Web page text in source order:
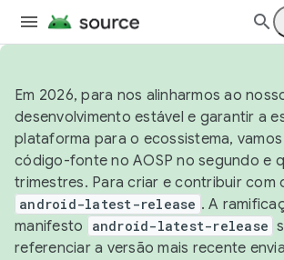
Em 2026, para nos alinharmos ao
desenvolvimento estável e garantir a
plataforma para o ecossistema,
código-fonte no AOSP no segundo e
trimestres. Para criar e contribuir com
android-latest-release . A
manifesto
android-latest-release
referenciar a versão mais recente